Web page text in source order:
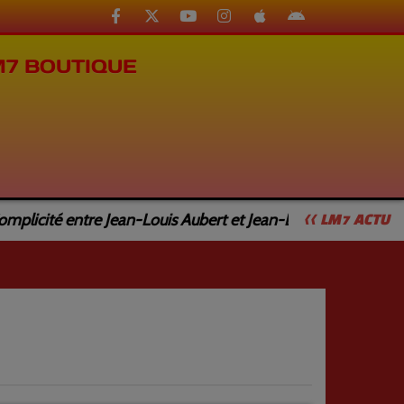
BOUTIQUE
<< LM7 ACTU
entre Jean-Louis Aubert et Jean-Luc Caturla